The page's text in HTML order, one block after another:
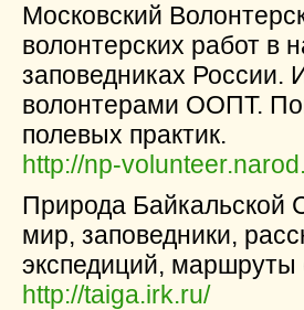
Московский
волонтерских работ в
заповедниках
волонтерами ООПТ.
полевых практик.
http://np-
Природа Байкальской
мир, заповедники,
экспедиций, маршруты
http://taiga.irk.ru/